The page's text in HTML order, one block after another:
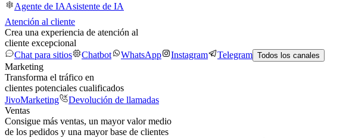
Agente de IAAsistente de IA
Atención al cliente
Crea una experiencia de atención al
cliente excepcional
Chat para sitios
Chatbot WhatsApp Instagram Telegram Todos los canales
Marketing
Transforma el tráfico en
clientes potenciales cualificados
JivoMarketing
Devolución de llamadas
Ventas
Consigue más ventas, un mayor valor medio
de los pedidos y una mayor base de clientes